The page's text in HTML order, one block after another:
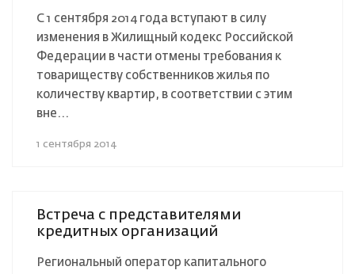
С 1 сентября 2014 года вступают в силу
изменения в Жилищный кодекс Российской
Федерации в части отмены требования к
товариществу собственников жилья по
количеству квартир, в соответствии с этим
вне...
1 сентября 2014
Встреча с представителями
кредитных организаций
Региональный оператор капитального